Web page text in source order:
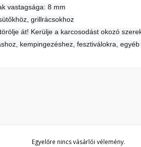
vastagsága: 8 mm
grillrácsokhoz
át! Kerülje a karcosodást okozó
kempingezéshez, fesztiválokra,
Egyelőre nincs vásárlói vélemény.
Kívánságlista létrehozása
Mégsem Bejelentkezés